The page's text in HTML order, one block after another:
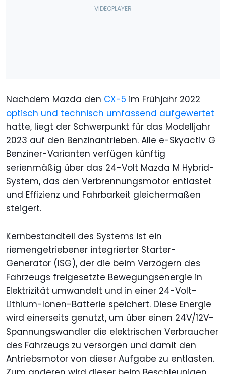
Nachdem Mazda den CX-5 im Frühjahr 2022
optisch und technisch umfassend aufgewertet
hatte, liegt der Schwerpunkt für das Modelljahr
2023 auf den Benzinantrieben. Alle e-Skyactiv G
Benziner-Varianten verfügen künftig
serienmäßig über das 24-Volt Mazda M Hybrid-
System, das den Verbrennungsmotor entlastet
und Effizienz und Fahrbarkeit gleichermaßen
steigert.
Kernbestandteil des Systems ist ein
riemengetriebener integrierter Starter-
Generator (ISG), der die beim Verzögern des
Fahrzeugs freigesetzte Bewegungsenergie in
Elektrizität umwandelt und in einer 24-Volt-
Lithium-Ionen-Batterie speichert. Diese Energie
wird einerseits genutzt, um über einen 24V/12V-
Spannungswandler die elektrischen Verbraucher
des Fahrzeugs zu versorgen und damit den
Antriebsmotor von dieser Aufgabe zu entlasten.